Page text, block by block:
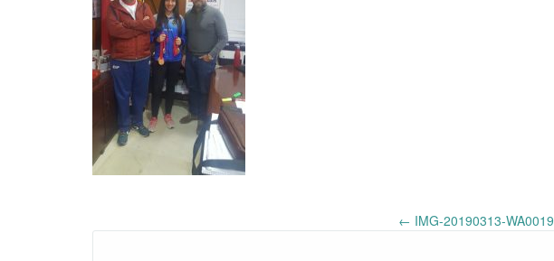
Post ← IMG-20190313-WA0019